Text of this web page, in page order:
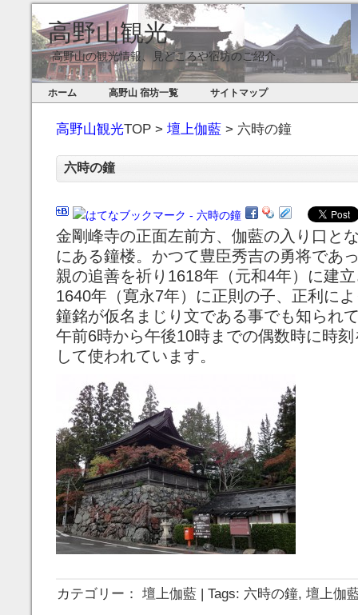
高野山観光
高野山の観光情報、見どころや宿坊のご紹介。
ホーム 高野山 宿坊一覧 サイトマップ
高野山観光TOP > 壇上伽藍 > 六時の鐘
六時の鐘
金剛峰寺の正面左前方、伽藍の入り口と
にある鐘楼。かつて豊臣秀吉の勇将であ
親の追善を祈り1618年（元和4年）に建
1640年（寛永7年）に正則の子、正利に
鐘銘が仮名まじり文である事でも知られ
午前6時から午後10時までの偶数時に時
して使われています。
カテゴリー： 壇上伽藍 | Tags: 六時の鐘, 壇上伽